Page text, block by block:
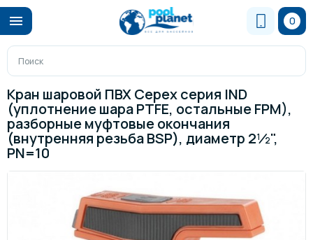
0
Кран шаровой ПВХ Cepex серия IND
(уплотнение шара PTFE, остальные FPM),
разборные муфтовые окончания
(внутренняя резьба BSP), диаметр 2½",
PN=10